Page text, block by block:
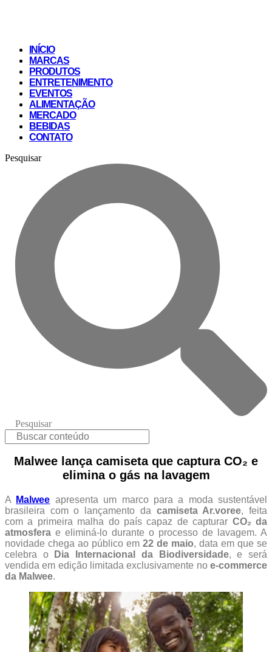
INÍCIO
MARCAS
PRODUTOS
ENTRETENIMENTO
EVENTOS
ALIMENTAÇÃO
MERCADO
BEBIDAS
CONTATO
Pesquisar
Pesquisar
Malwee lança camiseta que captura CO₂ e
elimina o gás na lavagem
A Malwee apresenta um marco para a moda sustentável
brasileira com o lançamento da camiseta Ar.voree, feita
com a primeira malha do país capaz de capturar CO₂ da
atmosfera e eliminá-lo durante o processo de lavagem. A
novidade chega ao público em 22 de maio, data em que se
celebra o
Dia Internacional da Biodiversidade, e será
vendida em edição limitada exclusivamente no e-commerce
da Malwee.